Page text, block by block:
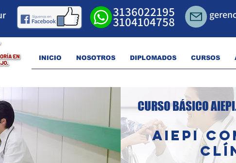
INICIO NOSOTROS DIPLOMADOS CURSOS
3136022195
3104104758
CURSO BÁSICO AIEPI
AIEPI